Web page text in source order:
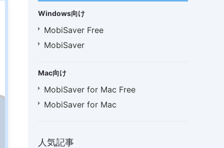
Windows向け
MobiSaver Free
MobiSaver
Mac向け
MobiSaver for Mac Free
MobiSaver for Mac
人気記事